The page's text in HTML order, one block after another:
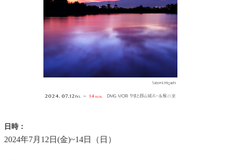
日時：
2024年7月12日(金)~14日（日）